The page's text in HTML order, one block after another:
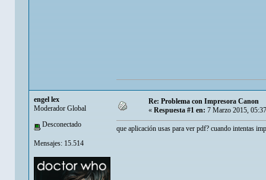
engel lex
Moderador Global
Desconectado
Mensajes: 15.514
Re: Problema con Impresora Canon
« Respuesta #1 en: 7 Marzo 2015,
que aplicación usas para ver pdf? cuando intentas